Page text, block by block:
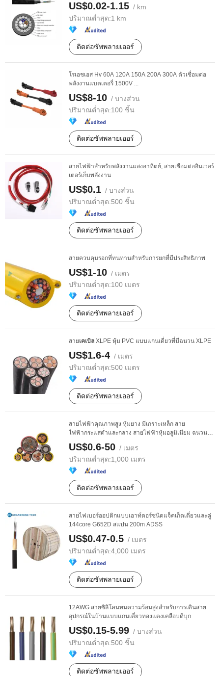
US$0.02-1.15 / km
ปริมาณต่ำสุด:1 km
ติดต่อซัพพลายเออร์
โรเอชเอส Hv 60A 120A 150A 200A 300A ตัวเชื่อมต่อ
พลังงานแบตเตอรี่ 1500V ...
US$8-10 / บางส่วน
ปริมาณต่ำสุด:100 ชิ้น
ติดต่อซัพพลายเออร์
สายไฟฟ้าสำหรับพลังงานแสงอาทิตย์, สายเชื่อมต่ออินเวอร์
เตอร์เก็บพลังงาน
US$0.1 / บางส่วน
ปริมาณต่ำสุด:500 ชิ้น
ติดต่อซัพพลายเออร์
สายควบคุมรอกที่ทนทานสำหรับการยกที่มีประสิทธิภาพ
US$1-10 / เมตร
ปริมาณต่ำสุด:100 เมตร
ติดต่อซัพพลายเออร์
สายเคเบิล XLPE หุ้ม PVC แบบแกนเดี่ยวที่มีฉนวน XLPE
US$1.6-4 / เมตร
ปริมาณต่ำสุด:500 เมตร
ติดต่อซัพพลายเออร์
สายไฟฟ้าคุณภาพสูง หุ้มยาง มีเกราะเหล็ก สาย
ไฟฟ้ากระแสต่ำและกลาง สายไฟฟ้าหุ้มอลูมิเนียม ฉนวนพีวี
US$0.6-50 / เมตร
ปริมาณต่ำสุด:1,000 เมตร
ติดต่อซัพพลายเออร์
สายไฟเบอร์ออปติกแบบเอาท์ดอร์ชนิดแจ็คเก็ตเดี่ยวและคู่
144core G652D สแปน 200m ADSS
US$0.47-0.5 / เมตร
ปริมาณต่ำสุด:4,000 เมตร
ติดต่อซัพพลายเออร์
12AWG สายซิลิโคนทนความร้อนสูงสำหรับการเดินสาย
อุปกรณ์ในบ้านแบบแกนเดี่ยวทองแดงเคลือบดีบุก
US$0.15-5.99 / บางส่วน
ปริมาณต่ำสุด:500 ชิ้น
ติดต่อซัพพลายเออร์